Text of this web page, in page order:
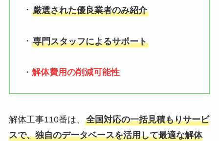
・ 厳選された優良業者のみ紹介
・ 専門スタッフによるサポート
・ 解体費用の削減可能性
解体工事110番は、 全国対応の一括見積もりサービ
スで、独自のデータベースを活用して最適な解体